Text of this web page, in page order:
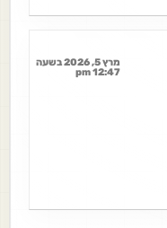
מרץ 5, 2026 בשעה
12:47 pm